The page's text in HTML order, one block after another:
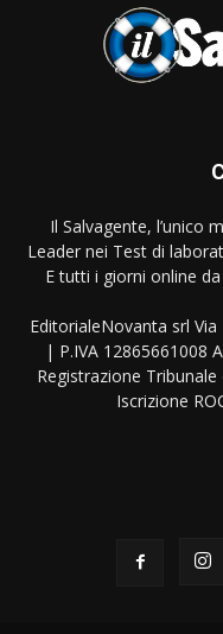
Il Salvagente, l’unico
Leader nei Test di
E tutti i giorni online
EditorialeNovanta srl
| P.IVA 12865661008
Registrazione
Iscrizione